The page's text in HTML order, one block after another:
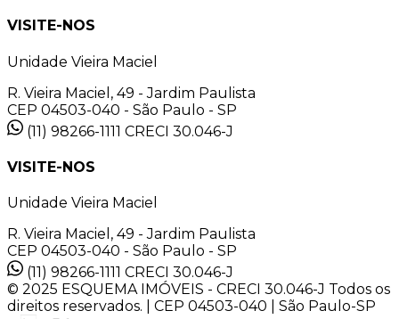
VISITE-NOS
Unidade Vieira Maciel
R. Vieira Maciel, 49 - Jardim Paulista
CEP 04503-040 - São Paulo - SP
(11) 98266-1111 CRECI 30.046-J
VISITE-NOS
Unidade Vieira Maciel
R. Vieira Maciel, 49 - Jardim Paulista
CEP 04503-040 - São Paulo - SP
(11) 98266-1111 CRECI 30.046-J
© 2025 ESQUEMA IMÓVEIS - CRECI 30.046-J Todos os
direitos reservados. | CEP 04503-040 | São Paulo-SP